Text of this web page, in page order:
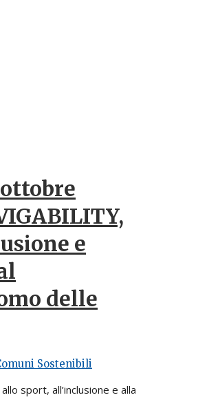
e
delle
Sostenibili
sport, all’inclusione e alla